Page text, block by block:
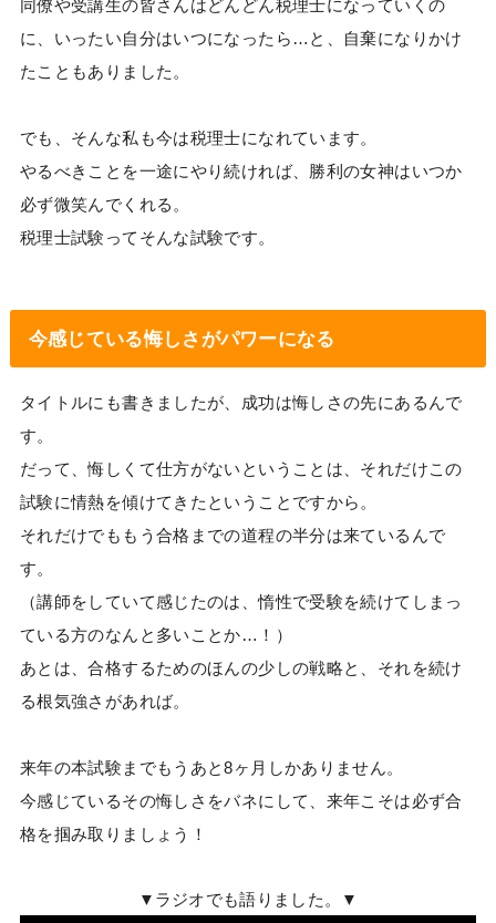
同僚や受講生の皆さんはどんどん税理士になっていくの
に、いったい自分はいつになったら…と、自棄になりかけ
たこともありました。
でも、そんな私も今は税理士になれています。
やるべきことを一途にやり続ければ、勝利の女神はいつか
必ず微笑んでくれる。
税理士試験ってそんな試験です。
今感じている悔しさがパワーになる
タイトルにも書きましたが、成功は悔しさの先にあるんで
す。
だって、悔しくて仕方がないということは、それだけこの
試験に情熱を傾けてきたということですから。
それだけでももう合格までの道程の半分は来ているんで
す。
（講師をしていて感じたのは、惰性で受験を続けてしまっ
ている方のなんと多いことか…！）
あとは、合格するためのほんの少しの戦略と、それを続け
る根気強さがあれば。
来年の本試験までもうあと8ヶ月しかありません。
今感じているその悔しさをバネにして、来年こそは必ず合
格を掴み取りましょう！
▼ラジオでも語りました。▼